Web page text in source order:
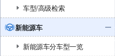
车型/高级检索
新能源车
新能源车分车型一览